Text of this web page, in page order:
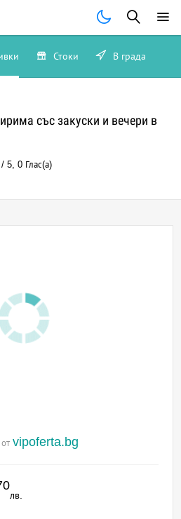
Стоки В града
със закуски и вечери в
/5,0 Глас(а)
vipoferta.bg
лв.